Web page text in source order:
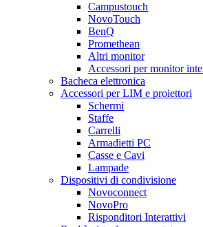
Campustouch
NovoTouch
BenQ
Promethean
Altri monitor
Accessori per monitor
Bacheca elettronica
Accessori per LIM e proiettori
Schermi
Staffe
Carrelli
Armadietti PC
Casse e Cavi
Lampade
Dispositivi di condivisione
Novoconnect
NovoPro
Risponditori Interattivi